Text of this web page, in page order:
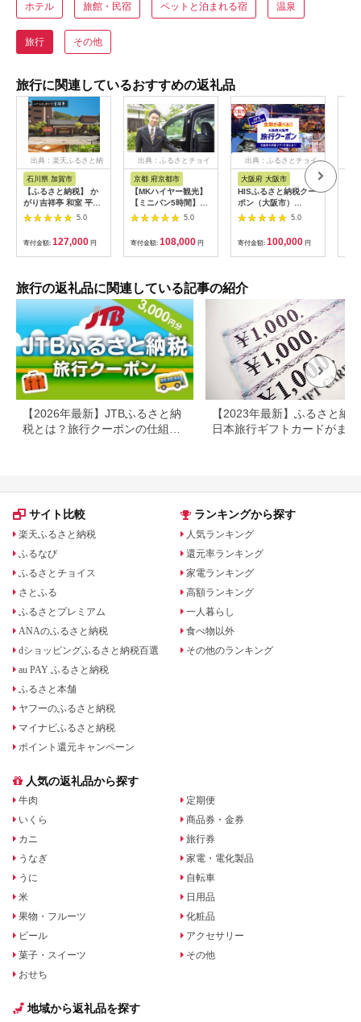
ホテル 旅館・民宿 ペットと泊まれる宿 温泉
旅行 その他
旅行に関連しているおすすめの返礼品
出典：楽天ふるさと納
石川県 加賀市
【ふるさと納税】 か
がり吉祥亭 和室 平日
限定 ペア宿泊券 1泊2
食付 2名 ペア 食事付
温泉 宿泊券 旅行 トラ
ベル 宿泊 宿泊施設 宿
レジャー F6P-0991
5.0
寄付金額: 127,000 円
出典：ふるさとチョイ
京都 府京都市
【MKハイヤー観光】
【ミニバン5時間】ド
ライバーとめぐるとっ
ておきの京都観光（3
／21-6／20・10／1-
11／30）
5.0
寄付金額: 108,000 円
出典：ふるさとチョイ
大阪府 大阪市
HISふるさと納税クー
ポン（大阪市）
30,000円分_OS039-
5.0
寄付金額: 100,000 円
旅行の返礼品に関連している記事の紹介
【2026年最新】JTBふるさと納
税とは？旅行クーポンの仕組
【2023年最新】ふるさと納
日本旅行ギフトカードがまだ
サイト比較
楽天ふるさと納税
ふるなび
ふるさとチョイス
さとふる
ふるさとプレミアム
ANAのふるさと納税
dショッピングふるさと納税百選
au PAY ふるさと納税
ふるさと本舗
ヤフーのふるさと納税
マイナビふるさと納税
ポイント還元キャンペーン
ランキングから探す
人気ランキング
還元率ランキング
家電ランキング
高額ランキング
一人暮らし
食べ物以外
その他のランキング
人気の返礼品から探す
牛肉
いくら
カニ
うなぎ
うに
米
果物・フルーツ
ビール
菓子・スイーツ
おせち
定期便
商品券・金券
旅行券
家電・電化製品
自転車
日用品
化粧品
アクセサリー
その他
地域から返礼品を探す